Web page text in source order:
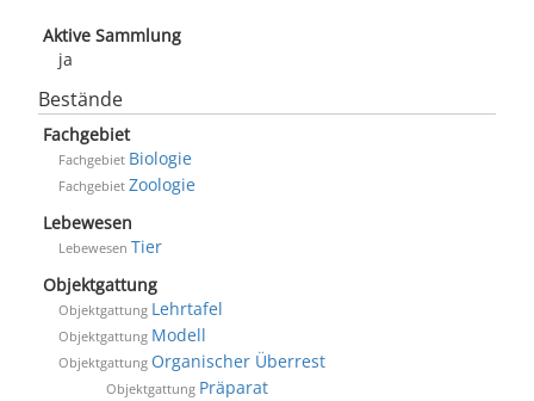
Aktive Sammlung
ja
Bestände
Fachgebiet
Fachgebiet Biologie
Fachgebiet Zoologie
Lebewesen
Lebewesen Tier
Objektgattung
Objektgattung Lehrtafel
Objektgattung Modell
Objektgattung Organischer Überrest
Objektgattung Präparat